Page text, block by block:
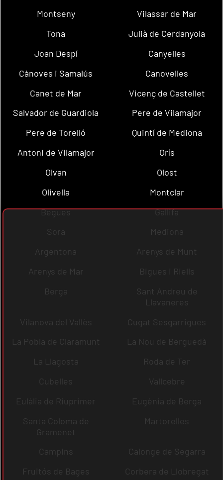
Montseny
Vilassar de Mar
Tona
Julià de Cerdanyola
Joan Despí
Canyelles
Cànoves i Samalús
Canovelles
Canet de Mar
Vicenç de Castellet
Salvador de Guardiola
Pere de Vilamajor
Pere de Torelló
Quintí de Mediona
Antoni de Vilamajor
Orís
Olvan
Olost
Olivella
Montclar
Begues
Gallifa
Sora
Mediona
Argentona
Arenys de Munt
Arenys de Mar
Bigues i Riells
Berga
Sant Andreu de
Llavaneres
Vilanova del Vallès
Cugat Sesgarrigues
La Pobla de Claramunt
La Nou de Berguedà
La Llagosta
Roda de Ter
Cubelles
Vallcebre
Eulàlia de Riuprimer
Eugènia de Berga
Santa Coloma de
Gramenet
Martorelles
Campins
Calonge de Segarra
Fruitós de Bages
Corbera de Llobregat